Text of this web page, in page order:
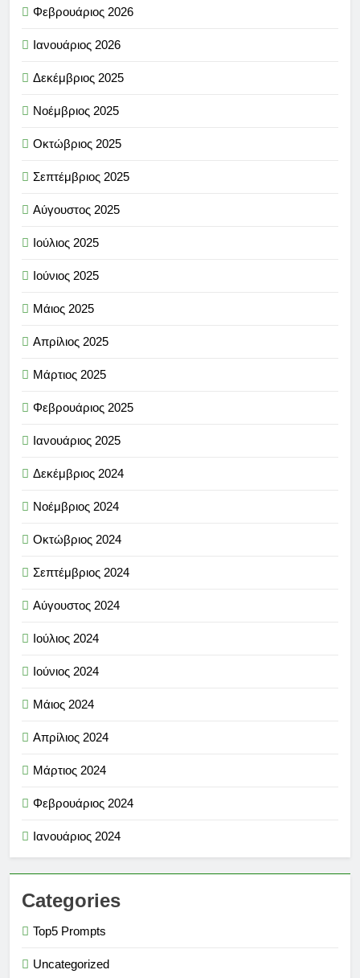
Φεβρουάριος 2026
Ιανουάριος 2026
Δεκέμβριος 2025
Νοέμβριος 2025
Οκτώβριος 2025
Σεπτέμβριος 2025
Αύγουστος 2025
Ιούλιος 2025
Ιούνιος 2025
Μάιος 2025
Απρίλιος 2025
Μάρτιος 2025
Φεβρουάριος 2025
Ιανουάριος 2025
Δεκέμβριος 2024
Νοέμβριος 2024
Οκτώβριος 2024
Σεπτέμβριος 2024
Αύγουστος 2024
Ιούλιος 2024
Ιούνιος 2024
Μάιος 2024
Απρίλιος 2024
Μάρτιος 2024
Φεβρουάριος 2024
Ιανουάριος 2024
Categories
Top5 Prompts
Uncategorized